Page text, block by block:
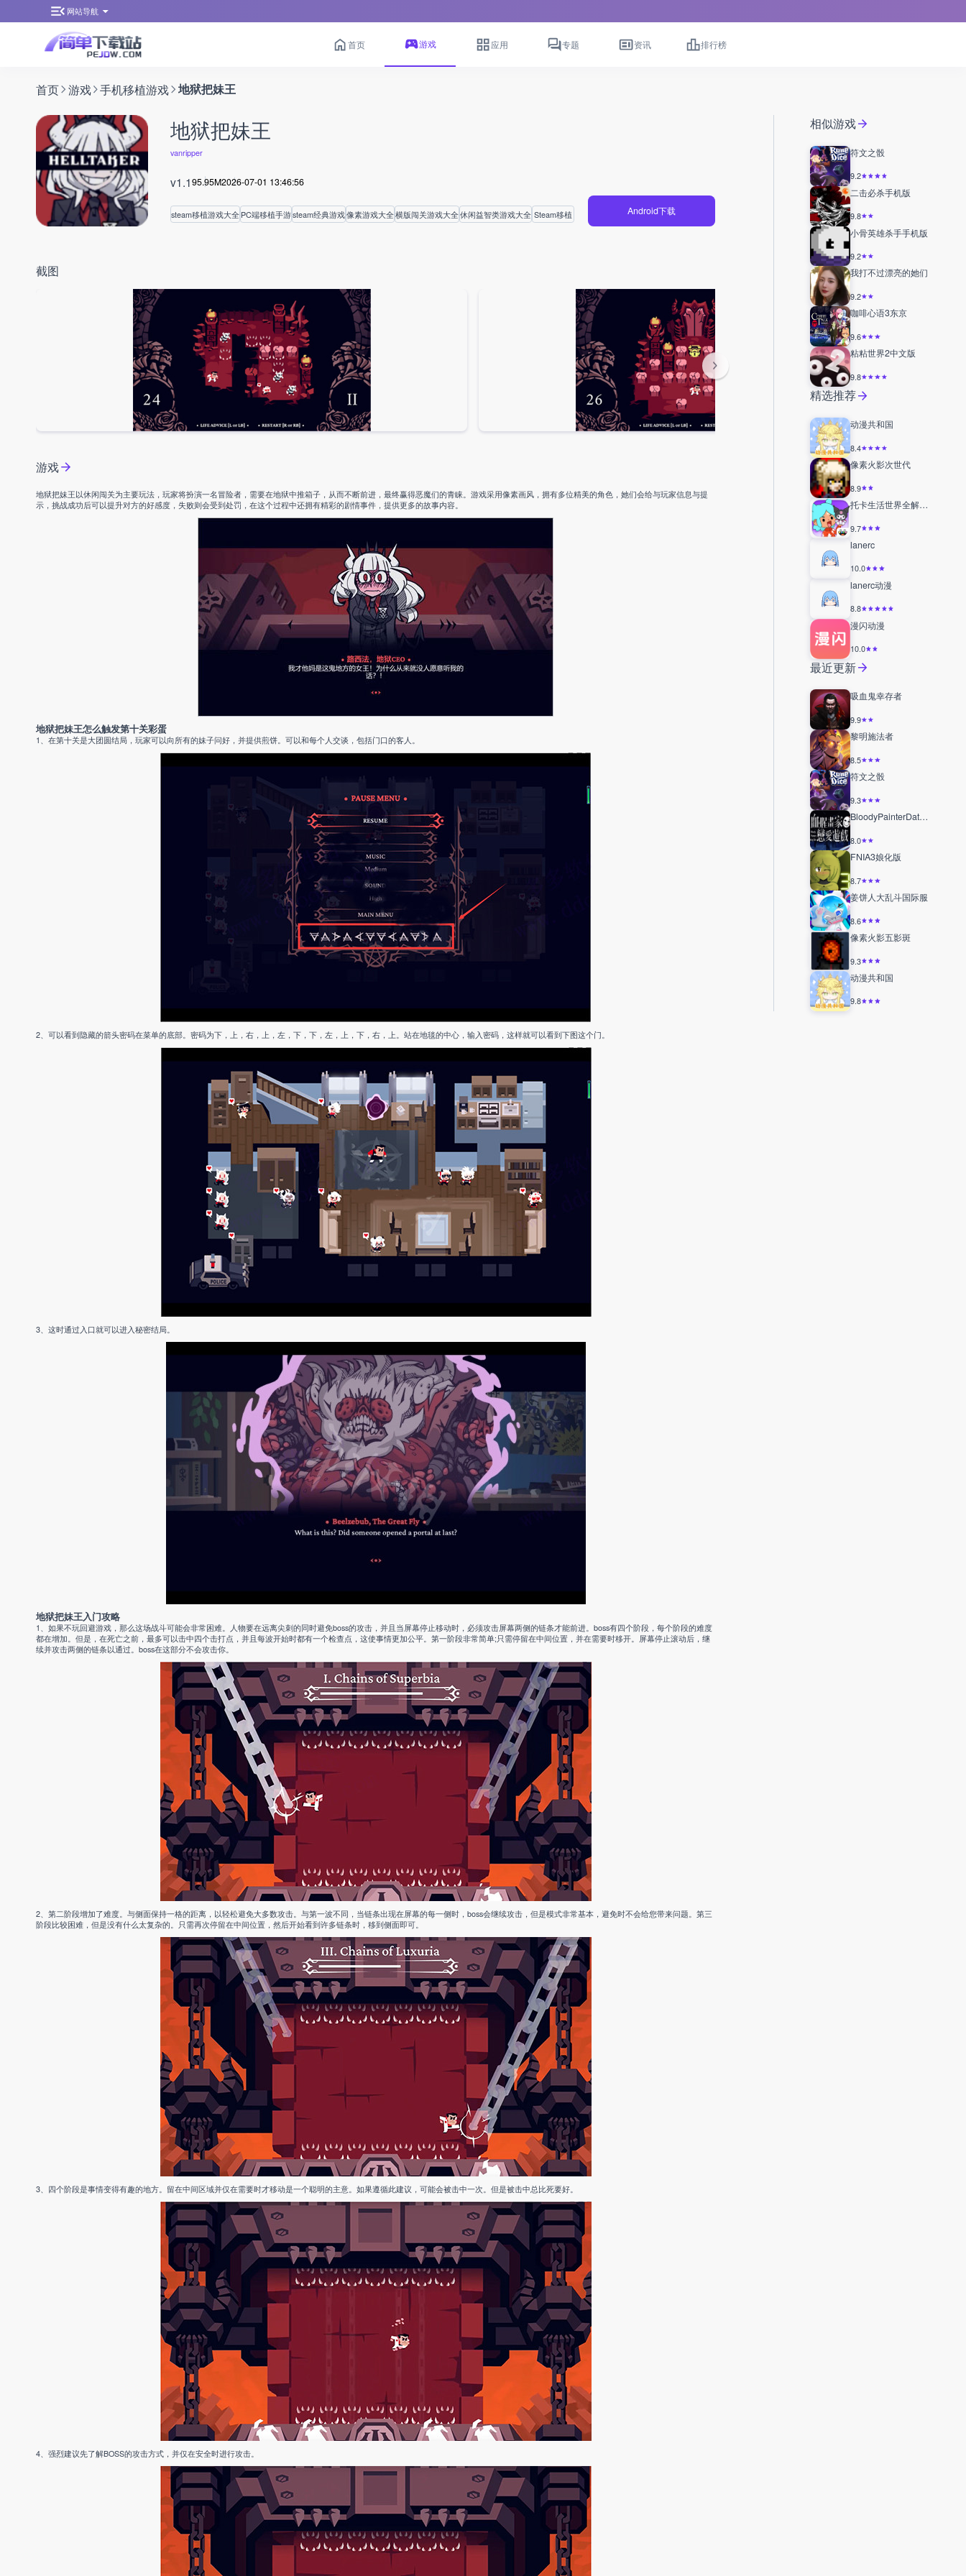
网站导航
首页 游戏 应用 专题 资讯 排行榜
首页 游戏 手机移植游戏 地狱把妹王
地狱把妹王
vanripper
v1.195.95M2026-07-01 13:46:56
steam移植游戏大全 PC端移植手游steam经典游戏像素游戏大全横版闯关游戏大全休闲益智类游戏大全 Steam移植 Android下载
截图
游戏
地狱把妹王以休闲闯关为主要玩法，玩家将扮演一名冒险者，需要在地狱中推箱子，从而不断前进，最终赢得恶魔们的青睐。游戏采用像素画风，拥有多位精美的角色，她们会给与玩家信息与提
示，挑战成功后可以提升对方的好感度，失败则会受到处罚，在这个过程中还拥有精彩的剧情事件，提供更多的故事内容。
地狱把妹王怎么触发第十关彩蛋
1、在第十关是大团圆结局，玩家可以向所有的妹子问好，并提供煎饼。可以和每个人交谈，包括门口的客人。
2、可以看到隐藏的箭头密码在菜单的底部。密码为下，上，右，上，左，下，下，左，上，下，右，上。站在地毯的中心，输入密码，这样就可以看到下图这个门。
3、这时通过入口就可以进入秘密结局。
地狱把妹王入门攻略
1、如果不玩回避游戏，那么这场战斗可能会非常困难。人物要在远离尖刺的同时避免boss的攻击，并且当屏幕停止移动时，必须攻击屏幕两侧的链条才能前进。boss有四个阶段，每个阶段的难度
都在增加。但是，在死亡之前，最多可以击中四个击打点，并且每波开始时都有一个检查点，这使事情更加公平。第一阶段非常简单;只需停留在中间位置，并在需要时移开。屏幕停止滚动后，继
续并攻击两侧的链条以通过。boss在这部分不会攻击你。
2、第二阶段增加了难度。与侧面保持一格的距离，以轻松避免大多数攻击。与第一波不同，当链条出现在屏幕的每一侧时，boss会继续攻击，但是模式非常基本，避免时不会给您带来问题。第三
阶段比较困难，但是没有什么太复杂的。只需再次停留在中间位置，然后开始看到许多链条时，移到侧面即可。
3、四个阶段是事情变得有趣的地方。留在中间区域并仅在需要时才移动是一个聪明的主意。如果遵循此建议，可能会被击中一次。但是被击中总比死要好。
4、强烈建议先了解BOSS的攻击方式，并仅在安全时进行攻击。
相似游戏
符文之骰
9.2
二击必杀手机版
9.8
小骨英雄杀手手机版
9.2
我打不过漂亮的她们
9.2
咖啡心语3东京
9.6
粘粘世界2中文版
9.8
精选推荐
动漫共和国
8.4
像素火影次世代
8.9
托卡生活世界全解锁版
9.7
lanerc
10.0
lanerc动漫
8.8
漫闪动漫
10.0
最近更新
吸血鬼幸存者
9.9
黎明施法者
8.5
符文之骰
9.3
BloodyPainterDatingSim
8.0
FNIA3娘化版
8.7
姜饼人大乱斗国际服
8.6
像素火影五影斑
9.3
动漫共和国
9.8